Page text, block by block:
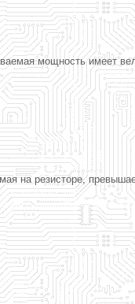
мощность имеет
на резисторе,